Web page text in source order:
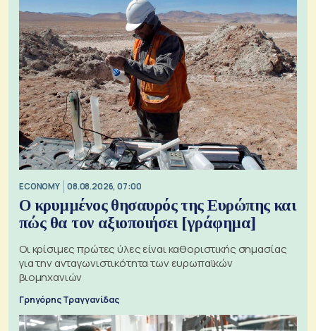
ECONOMY 08.08.2026, 07:00
Ο κρυμμένος θησαυρός της Ευρώπης και
πώς θα τον αξιοποιήσει [γράφημα]
Οι κρίσιμες πρώτες ύλες είναι καθοριστικής σημασίας
για την ανταγωνιστικότητα των ευρωπαϊκών
βιομηχανιών
Γρηγόρης Τραγγανίδας